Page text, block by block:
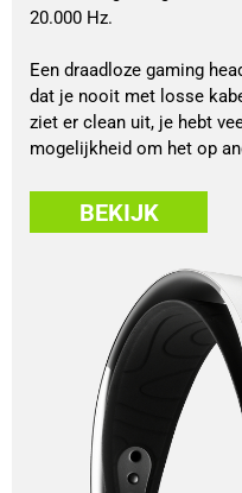
20.000 Hz.
Een draadloze gaming
dat je nooit met losse
ziet er clean uit, je hebt
mogelijkheid om het op
BEKIJK